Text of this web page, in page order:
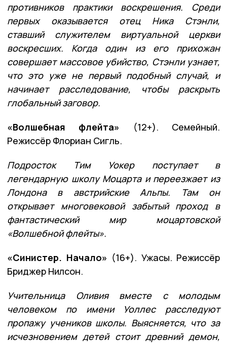
противников практики воскрешения. Среди
первых оказывается отец Ника Стэнли,
ставший служителем виртуальной церкви
воскресших. Когда один из его прихожан
совершает массовое убийство, Стэнли узнает,
что это уже не первый подобный случай, и
начинает расследование, чтобы раскрыть
глобальный заговор.
«Волшебная флейта» (12+). Семейный.
Режиссёр Флориан Сигль.
Подросток Тим Уокер поступает в
легендарную школу Моцарта и переезжает из
Лондона в австрийские Альпы. Там он
открывает многовековой забытый проход в
фантастический мир моцартовской
«Волшебной флейты».
«Синистер. Начало» (16+). Ужасы. Режиссёр
Бриджер Нилсон.
Учительница Оливия вместе с молодым
человеком по имени Уоллес расследуют
пропажу учеников школы. Выясняется, что за
исчезновением детей стоит древний демон,